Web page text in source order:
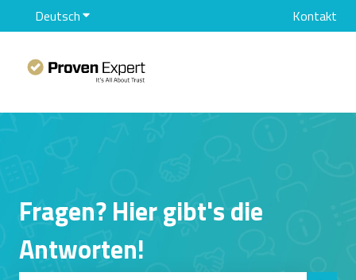
DeutschUntermenü für Übersetzungen anzeigenKontakt
Fragen? Hier gibt's die
Antworten!